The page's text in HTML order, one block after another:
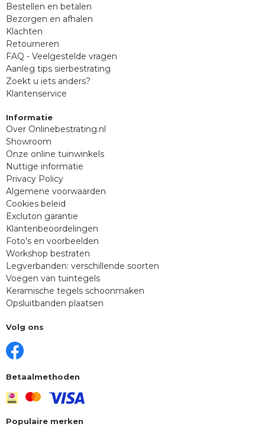
Bestellen en betalen
Bezorgen en afhalen
Klachten
Retourneren
FAQ - Veelgestelde vragen
Aanleg tips sierbestrating
Zoekt u iets anders?
Klantenservice
Informatie
Over Onlinebestrating.nl
Showroom
Onze online tuinwinkels
Nuttige informatie
Privacy Policy
Algemene voorwaarden
Cookies beleid
Excluton garantie
Klantenbeoordelingen
Foto's en voorbeelden
Workshop bestraten
Legverbanden: verschillende soorten
Voegen van tuintegels
Keramische tegels schoonmaken
Opsluitbanden plaatsen
Volg ons
Betaalmethoden
Populaire merken